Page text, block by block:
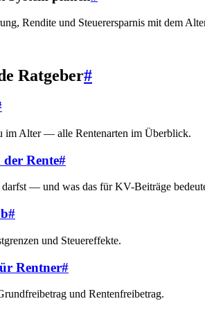
Rendite und Steuerersparnis mit dem
Ratgeber#
im Alter — alle Rentenarten im Überblick.
Rente#
darfst — und was das für KV-Beiträge
#
und Steuereffekte.
Rentner#
und Rentenfreibetrag.